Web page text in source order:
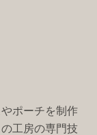
ポーチを制作
工房の専門技